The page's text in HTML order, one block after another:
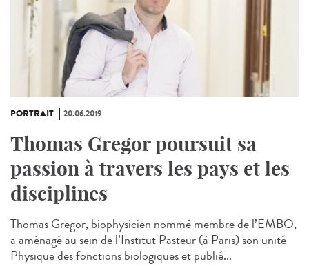
PORTRAIT 20.06.2019
Thomas Gregor poursuit sa
passion à travers les pays et les
disciplines
Thomas Gregor, biophysicien nommé membre de l’EMBO,
a aménagé au sein de l’Institut Pasteur (à Paris) son unité
Physique des fonctions biologiques et publié...